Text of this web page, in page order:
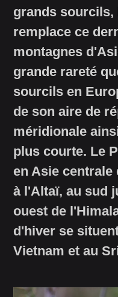
grands sourcils,
remplace ce
montagnes
grande rareté
sourcils en
de son aire de
méridionale
plus courte. Le
en Asie centrale
à l'Altaï, au sud
ouest de
d'hiver se
Vietnam et au